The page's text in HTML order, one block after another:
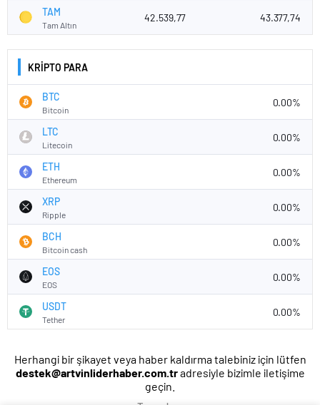
TAM
Tam Altın
42.539,77 43.377,74
KRİPTO PARA
BTC
Bitcoin
0.00%
LTC
Litecoin
0.00%
ETH
Ethereum
0.00%
XRP
Ripple
0.00%
BCH
Bitcoin cash
0.00%
EOS
EOS
0.00%
USDT
Tether
0.00%
Herhangi bir şikayet veya haber kaldırma talebiniz için lütfen
destek@artvinliderhaber.com.tradresiyle bizimle iletişime
geçin.